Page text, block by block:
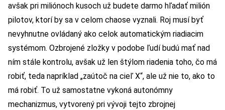
avšak pri miliónoch kusoch už budete darmo hľadať milión
pilotov, ktorí by sa v celom chaose vyznali. Roj musí byť
nevyhnutne ovládaný ako celok automatickým riadiacim
systémom. Ozbrojené zložky v podobe ľudí budú mať nad
ním stále kontrolu, avšak už len štýlom riadenia toho, čo má
robiť, teda napríklad „zaútoč na cieľ X“, ale už nie to, ako to
má robiť. To už samostatne vykoná autonómny
mechanizmus, vytvorený pri vývoji tejto zbrojnej